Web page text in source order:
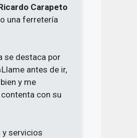
Carapeto
una ferretería
se destaca por
antes de ir,
y me
con su
y servicios